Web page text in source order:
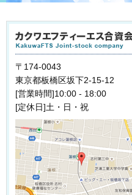
〒174-0043
東京都板橋区坂下2-15-12
[営業時間]10:00 - 18:00
[定休日]土・日・祝